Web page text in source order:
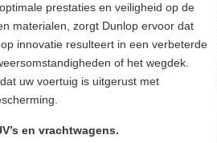
prestaties en veiligheid op de
materialen, zorgt Dunlop ervoor dat
innovatie resulteert in een verbeterde
of het wegdek.
uw voertuig is uitgerust met
en vrachtwagens.